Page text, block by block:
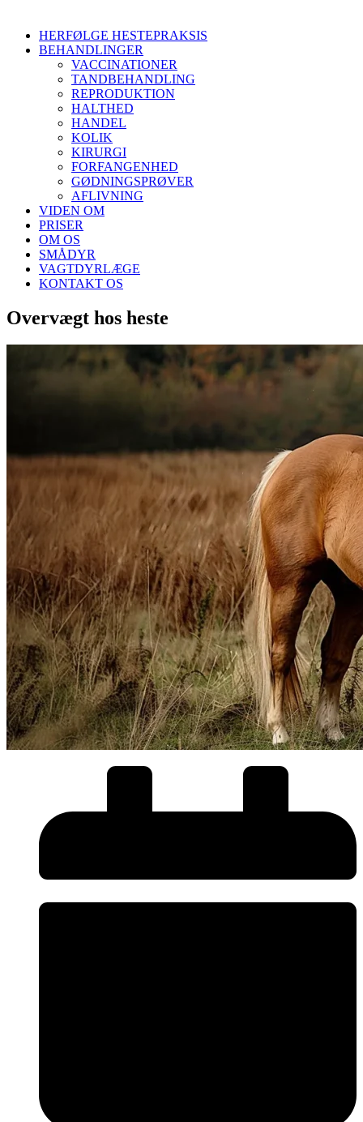
HERFØLGE HESTEPRAKSIS
BEHANDLINGER
VACCINATIONER
TANDBEHANDLING
REPRODUKTION
HALTHED
HANDEL
KOLIK
KIRURGI
FORFANGENHED
GØDNINGSPRØVER
AFLIVNING
VIDEN OM
PRISER
OM OS
SMÅDYR
VAGTDYRLÆGE
KONTAKT OS
Overvægt hos heste